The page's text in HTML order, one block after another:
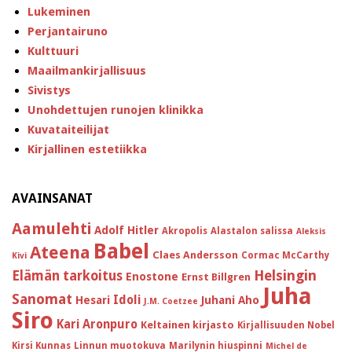
Lukeminen
Perjantairuno
Kulttuuri
Maailmankirjallisuus
Sivistys
Unohdettujen runojen klinikka
Kuvataiteilijat
Kirjallinen estetiikka
AVAINSANAT
Aamulehti Adolf Hitler Akropolis Alastalon salissa Aleksis
Kivi Ateena Babel Claes Andersson Cormac McCarthy
Elämän tarkoitus Enostone Ernst Billgren Helsingin
Sanomat Hesari Idoli J.M. Coetzee Juhani Aho Juha
Siro Kari Aronpuro Keltainen kirjasto Kirjallisuuden Nobel
Kirsi Kunnas Linnun muotokuva Marilynin hiuspinni Michel de